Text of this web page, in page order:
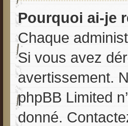
Pourquoi ai-je
Chaque
Si vous avez
avertissement.
phpBB Limited
donné.